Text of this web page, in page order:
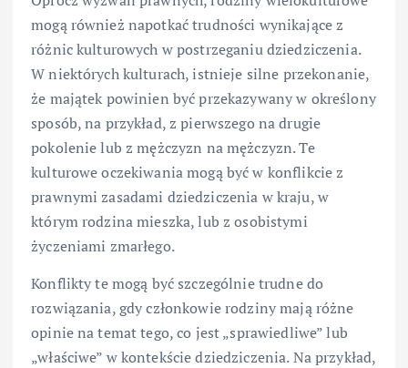
mogą również napotkać trudności wynikające z
różnic kulturowych w postrzeganiu dziedziczenia.
W niektórych kulturach, istnieje silne przekonanie,
że majątek powinien być przekazywany w określony
sposób, na przykład, z pierwszego na drugie
pokolenie lub z mężczyzn na mężczyzn. Te
kulturowe oczekiwania mogą być w konflikcie z
prawnymi zasadami dziedziczenia w kraju, w
którym rodzina mieszka, lub z osobistymi
życzeniami zmarłego.
Konflikty te mogą być szczególnie trudne do
rozwiązania, gdy członkowie rodziny mają różne
opinie na temat tego, co jest „sprawiedliwe” lub
„właściwe” w kontekście dziedziczenia. Na przykład,